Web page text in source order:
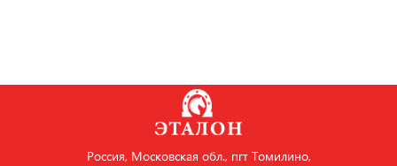
Россия, Московская обл., пгт Томилино,